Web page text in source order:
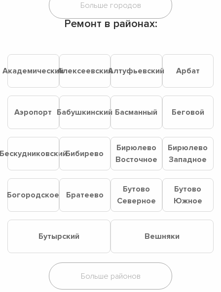
Ремонт в районах:
АкадемическийАлексеевскийАлтуфьевский Арбат
Аэропорт Бабушкинский Басманный Беговой
Бибирево
Бирюлево
Восточное
Бирюлево
Западное
Богородское Братеево
Бутово
Северное
Бутово
Южное
Бутырский Вешняки